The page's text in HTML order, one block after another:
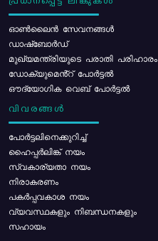
ഓൺലൈൻ സേവനങ്ങൾ
ഡാഷ്ബോർഡ്
മുഖ്യമന്ത്രിയുടെ പരാതി പരിഹാരം
ഡോക്യുമെൻ്റ് പോർട്ടൽ
ഔദ്യോഗിക വെബ് പോർട്ടൽ
വിവരങ്ങൾ
പോര്‍ട്ടലിനെക്കുറിച്ച്
ഹൈപ്പർലിങ്ക് നയം
സ്വകാര്യതാ നയം
നിരാകരണം
പകർപ്പവകാശ നയം
വ്യവസ്ഥകളും നിബന്ധനകളും
സഹായം